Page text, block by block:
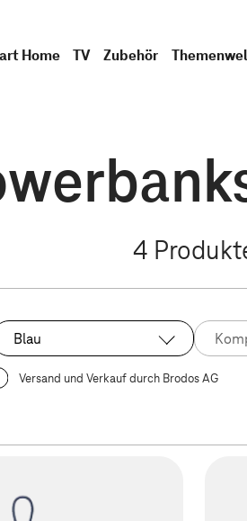
Home TV Zubehör
4
Ausgewählt:
Blau
Versand und Verkauf durch Brodos AG